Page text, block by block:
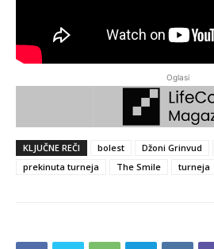
Oglasi
KLJUČNE REČI bolest Džoni Grinvud
prekinuta turneja
The Smile turneja